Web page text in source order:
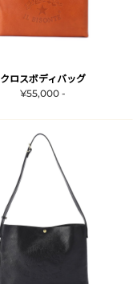
クロスボディバッグ
¥55,000 -